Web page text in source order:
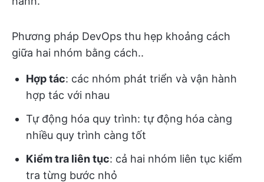
Phương pháp DevOps thu hẹp khoảng cách
giữa hai nhóm bằng cách..
Hợp tác: các nhóm phát triển và vận hành
hợp tác với nhau
Tự động hóa quy trình: tự động hóa càng
nhiều quy trình càng tốt
Kiểm tra liên tục: cả hai nhóm liên tục kiểm
tra từng bước nhỏ